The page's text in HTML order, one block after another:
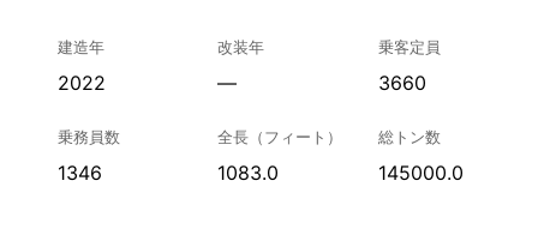
建造年
2022
改装年
—
乗客定員
3660
乗務員数
1346
全長（フィート）
1083.0
総トン数
145000.0